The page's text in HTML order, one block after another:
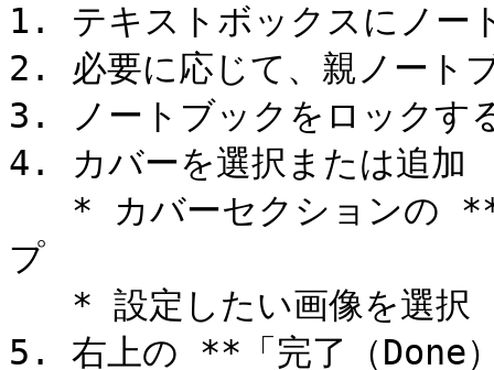
1. テキストボックスにノー
2. 必要に応じて、親ノート
3. ノートブックをロックす
4. カバーを選択または追加
プ
5. 右上の **「完了（Done